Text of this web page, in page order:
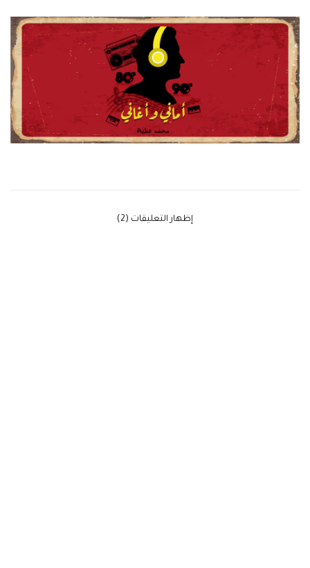
‫إظهار التعليقات (2)